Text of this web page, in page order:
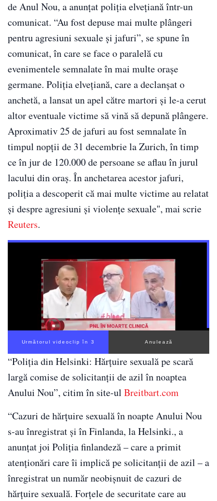
de Anul Nou, a anunţat poliţia elveţiană într-un
comunicat. “Au fost depuse mai multe plângeri
pentru agresiuni sexuale şi jafuri”, se spune în
comunicat, în care se face o paralelă cu
evenimentele semnalate în mai multe oraşe
germane. Poliţia elveţiană, care a declanşat o
anchetă, a lansat un apel către martori şi le-a cerut
altor eventuale victime să vină să depună plângere.
Aproximativ 25 de jafuri au fost semnalate în
timpul nopţii de 31 decembrie la Zurich, în timp
ce în jur de 120.000 de persoane se aflau în jurul
lacului din oraş. În anchetarea acestor jafuri,
poliţia a descoperit că mai multe victime au relatat
şi despre agresiuni şi violenţe sexuale", mai scrie
Reuters.
Următorul videoclip în 2 Anulează
“Poliţia din Helsinki: Hărţuire sexuală pe scară
largă comise de solicitanţii de azil în noaptea
Anului Nou”, citim în site-ul Breitbart.com
“Cazuri de hărţuire sexuală în noapte Anului Nou
s-au înregistrat şi în Finlanda, la Helsinki., a
anunţat joi Poliţia finlandeză – care a primit
atenţionări care îi implică pe solicitanţii de azil – a
înregistrat un număr neobişnuit de cazuri de
hărţuire sexuală. Forţele de securitate care au